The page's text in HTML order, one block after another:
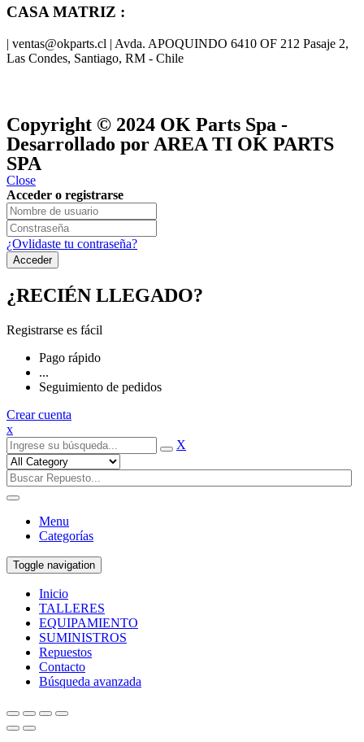
CASA MATRIZ :
| ventas@okparts.cl | Avda. APOQUINDO 6410 OF 212 Pasaje 2,
Las Condes, Santiago, RM - Chile
Copyright © 2024 OK Parts Spa -
Desarrollado por AREA TI OK PARTS
SPA
Close
Acceder o registrarse
¿Ovlidaste tu contraseña?
¿RECIÉN LLEGADO?
Registrarse es fácil
Pago rápido
...
Seguimiento de pedidos
Crear cuenta
x
X
Menu
Categorías
Toggle navigation
Inicio
TALLERES
EQUIPAMIENTO
SUMINISTROS
Repuestos
Contacto
Búsqueda avanzada